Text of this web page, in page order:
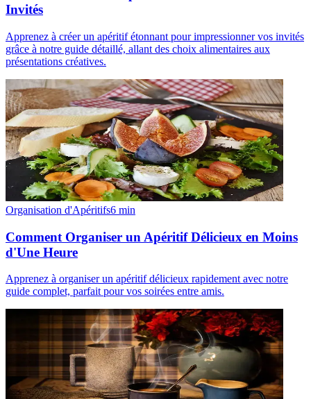
Invités
Apprenez à créer un apéritif étonnant pour impressionner vos invités
grâce à notre guide détaillé, allant des choix alimentaires aux
présentations créatives.
Organisation d'Apéritifs6 min
Comment Organiser un Apéritif Délicieux en Moins
d'Une Heure
Apprenez à organiser un apéritif délicieux rapidement avec notre
guide complet, parfait pour vos soirées entre amis.